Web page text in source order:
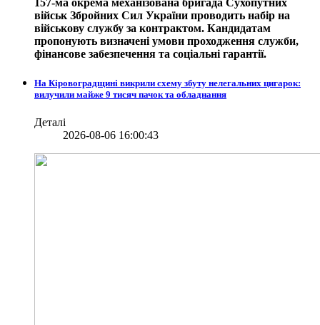
військ Збройних Сил України проводить набір на
військову службу за контрактом. Кандидатам
пропонують визначені умови проходження служби,
фінансове забезпечення та соціальні гарантії.
На Кіровоградщині викрили схему збуту нелегальних цигарок:
вилучили майже 9 тисяч пачок та обладнання
Деталі
2026-08-06 16:00:43